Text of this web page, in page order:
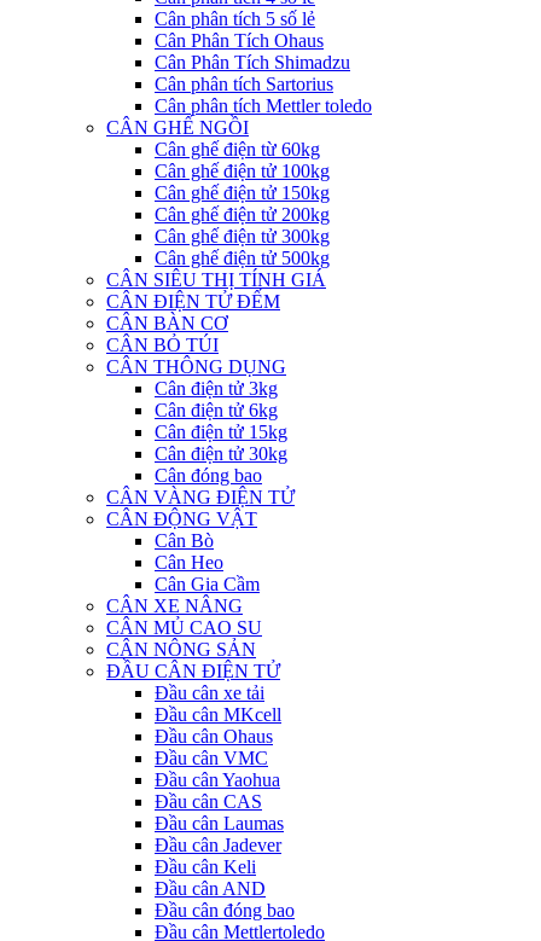
Cân phân tích 5 số lẻ
Cân Phân Tích Ohaus
Cân Phân Tích Shimadzu
Cân phân tích Sartorius
Cân phân tích Mettler toledo
CÂN GHẾ NGỒI
Cân ghế điện từ 60kg
Cân ghế điện tử 100kg
Cân ghế điện tử 150kg
Cân ghế điện tử 200kg
Cân ghế điện tử 300kg
Cân ghế điện tử 500kg
CÂN SIÊU THỊ TÍNH GIÁ
CÂN ĐIỆN TỬ ĐẾM
CÂN BÀN CƠ
CÂN BỎ TÚI
CÂN THÔNG DỤNG
Cân điện tử 3kg
Cân điện tử 6kg
Cân điện tử 15kg
Cân điện tử 30kg
Cân đóng bao
CÂN VÀNG ĐIỆN TỬ
CÂN ĐỘNG VẬT
Cân Bò
Cân Heo
Cân Gia Cầm
CÂN XE NÂNG
CÂN MỦ CAO SU
CÂN NÔNG SẢN
ĐẦU CÂN ĐIỆN TỬ
Đầu cân xe tải
Đầu cân MKcell
Đầu cân Ohaus
Đầu cân VMC
Đầu cân Yaohua
Đầu cân CAS
Đầu cân Laumas
Đầu cân Jadever
Đầu cân Keli
Đầu cân AND
Đầu cân đóng bao
Đầu cân Mettlertoledo